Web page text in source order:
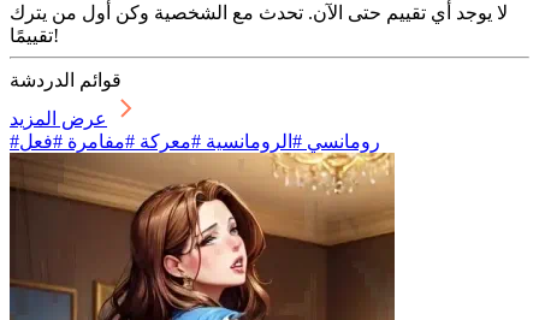
لا يوجد أي تقييم حتى الآن. تحدث مع الشخصية وكن أول من يترك
تقييمًا!
قوائم الدردشة
عرض المزيد
#رومانسي #الرومانسية #معركة #مفامرة #فعل